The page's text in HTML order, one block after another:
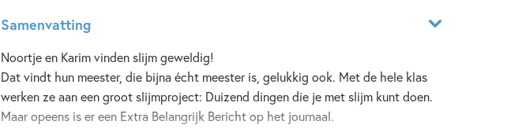
Samenvatting
Noortje en Karim vinden slijm geweldig!
Dat vindt hun meester, die bijna écht meester is, gelukkig ook. Met de hele klas
werken ze aan een groot slijmproject: Duizend dingen die je met slijm kunt doen.
Maar opeens is er een Extra Belangrijk Bericht op het journaal.